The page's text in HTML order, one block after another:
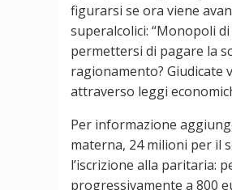
figurarsi se ora viene
superalcolici: “Monopoli
permettersi di pagare la
ragionamento? Giudicate
attraverso leggi
Per informazione
materna, 24 milioni per il
l’iscrizione alla paritaria:
progressivamente a 800